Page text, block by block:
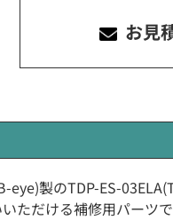
お見
製のTDP-ES-
ただける補修用パーツで